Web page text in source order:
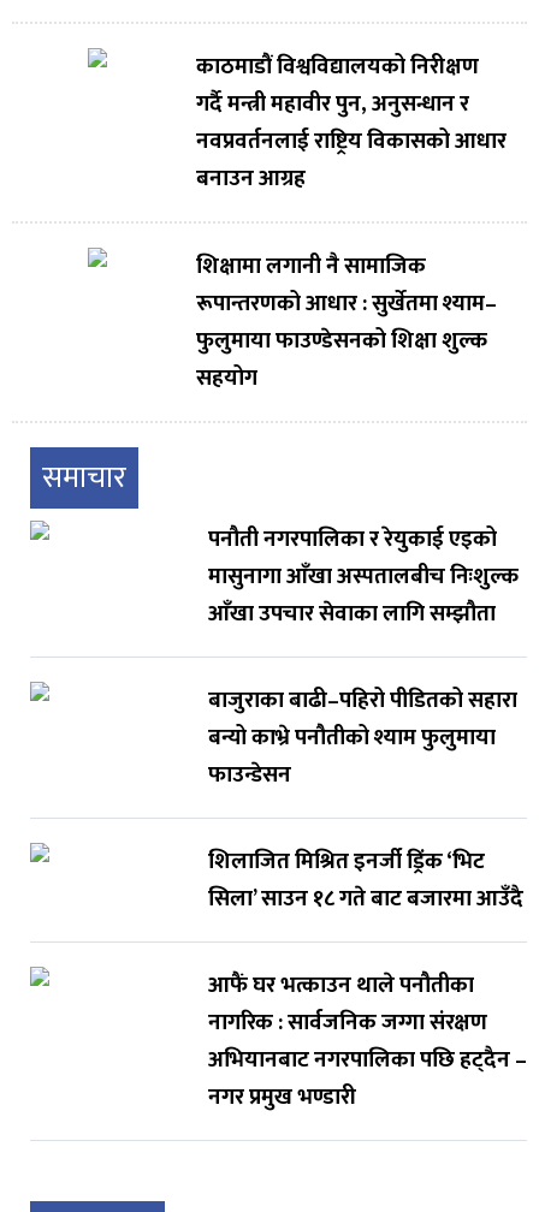
काठमाडौं विश्वविद्यालयको निरीक्षण
गर्दै मन्त्री महावीर पुन, अनुसन्धान र
नवप्रवर्तनलाई राष्ट्रिय विकासको आधार
बनाउन आग्रह
शिक्षामा लगानी नै सामाजिक
रूपान्तरणको आधार : सुर्खेतमा श्याम–
फुलुमाया फाउण्डेसनको शिक्षा शुल्क
सहयोग
समाचार
पनौती नगरपालिका र रेयुकाई एइको
मासुनागा आँखा अस्पतालबीच निःशुल्क
आँखा उपचार सेवाका लागि सम्झौता
बाजुराका बाढी–पहिरो पीडितको सहारा
बन्यो काभ्रे पनौतीको श्याम फुलुमाया
फाउन्डेसन
शिलाजित मिश्रित इनर्जी ड्रिंक ‘भिट
सिला’ साउन १८ गते बाट बजारमा आउँदै
आफैं घर भत्काउन थाले पनौतीका
नागरिक : सार्वजनिक जग्गा संरक्षण
अभियानबाट नगरपालिका पछि हट्दैन –
नगर प्रमुख भण्डारी